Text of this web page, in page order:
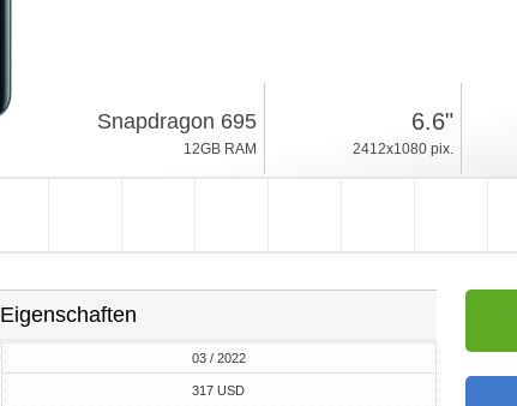
Snapdragon 695
12GB RAM
6.6"
2412x1080 pix.
Eigenschaften
03 / 2022
317 USD